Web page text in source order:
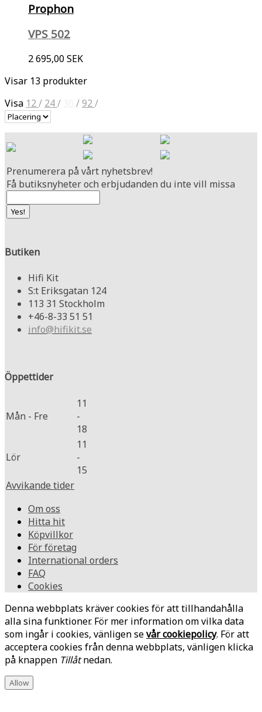
Prophon
VPS 502
2 695,00 SEK
Visar 13 produkter
Visa 12/ 24/ /92/
Prenumerera på vårt nyhetsbrev!
Få butiksnyheter och erbjudanden du inte vill missa
Butiken
Hifi Kit
S:t Eriksgatan 124
113 31 Stockholm
+46-8-33 51 51
info@hifikit.se
Öppettider
Mån - Fre
11
-
18
Lör
11
-
15
Avvikande tider
Om oss
Hitta hit
Köpvillkor
För företag
International orders
FAQ
Cookies
Denna webbplats kräver cookies för att tillhandahålla
alla sina funktioner. För mer information om vilka data
som ingår i cookies, vänligen sevår cookiepolicy. För att
acceptera cookies från denna webbplats, vänligen klicka
på knappen Tillåtnedan.
Allow